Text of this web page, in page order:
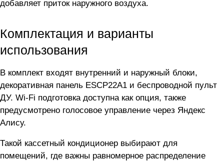
добавляет приток наружного воздуха.
Комплектация и варианты
использования
В комплект входят внутренний и наружный блоки,
декоративная панель ESCP22A1 и беспроводной пульт
ДУ. Wi-Fi подготовка доступна как опция, также
предусмотрено голосовое управление через Яндекс
Алису.
Такой кассетный кондиционер выбирают для
помещений, где важны равномерное распределение